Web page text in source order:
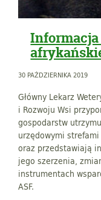
30 PAŹDZIERNIKA 2019
Główny Lekarz
i Rozwoju Wsi
gospodarstw
urzędowymi
oraz przedstawiają
jego szerzenia,
instrumentach
ASF.